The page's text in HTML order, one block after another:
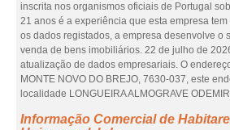
inscrita nos organismos oficiais de Portugal
21 anos é a experiência que esta empresa
os dados registados, a empresa desenvolve o
venda de bens imobiliários. 22 de julho de
atualização de dados empresariais. O
MONTE NOVO DO BREJO, 7630-037, este
localidade LONGUEIRA ALMOGRAVE
Informação Comercial de